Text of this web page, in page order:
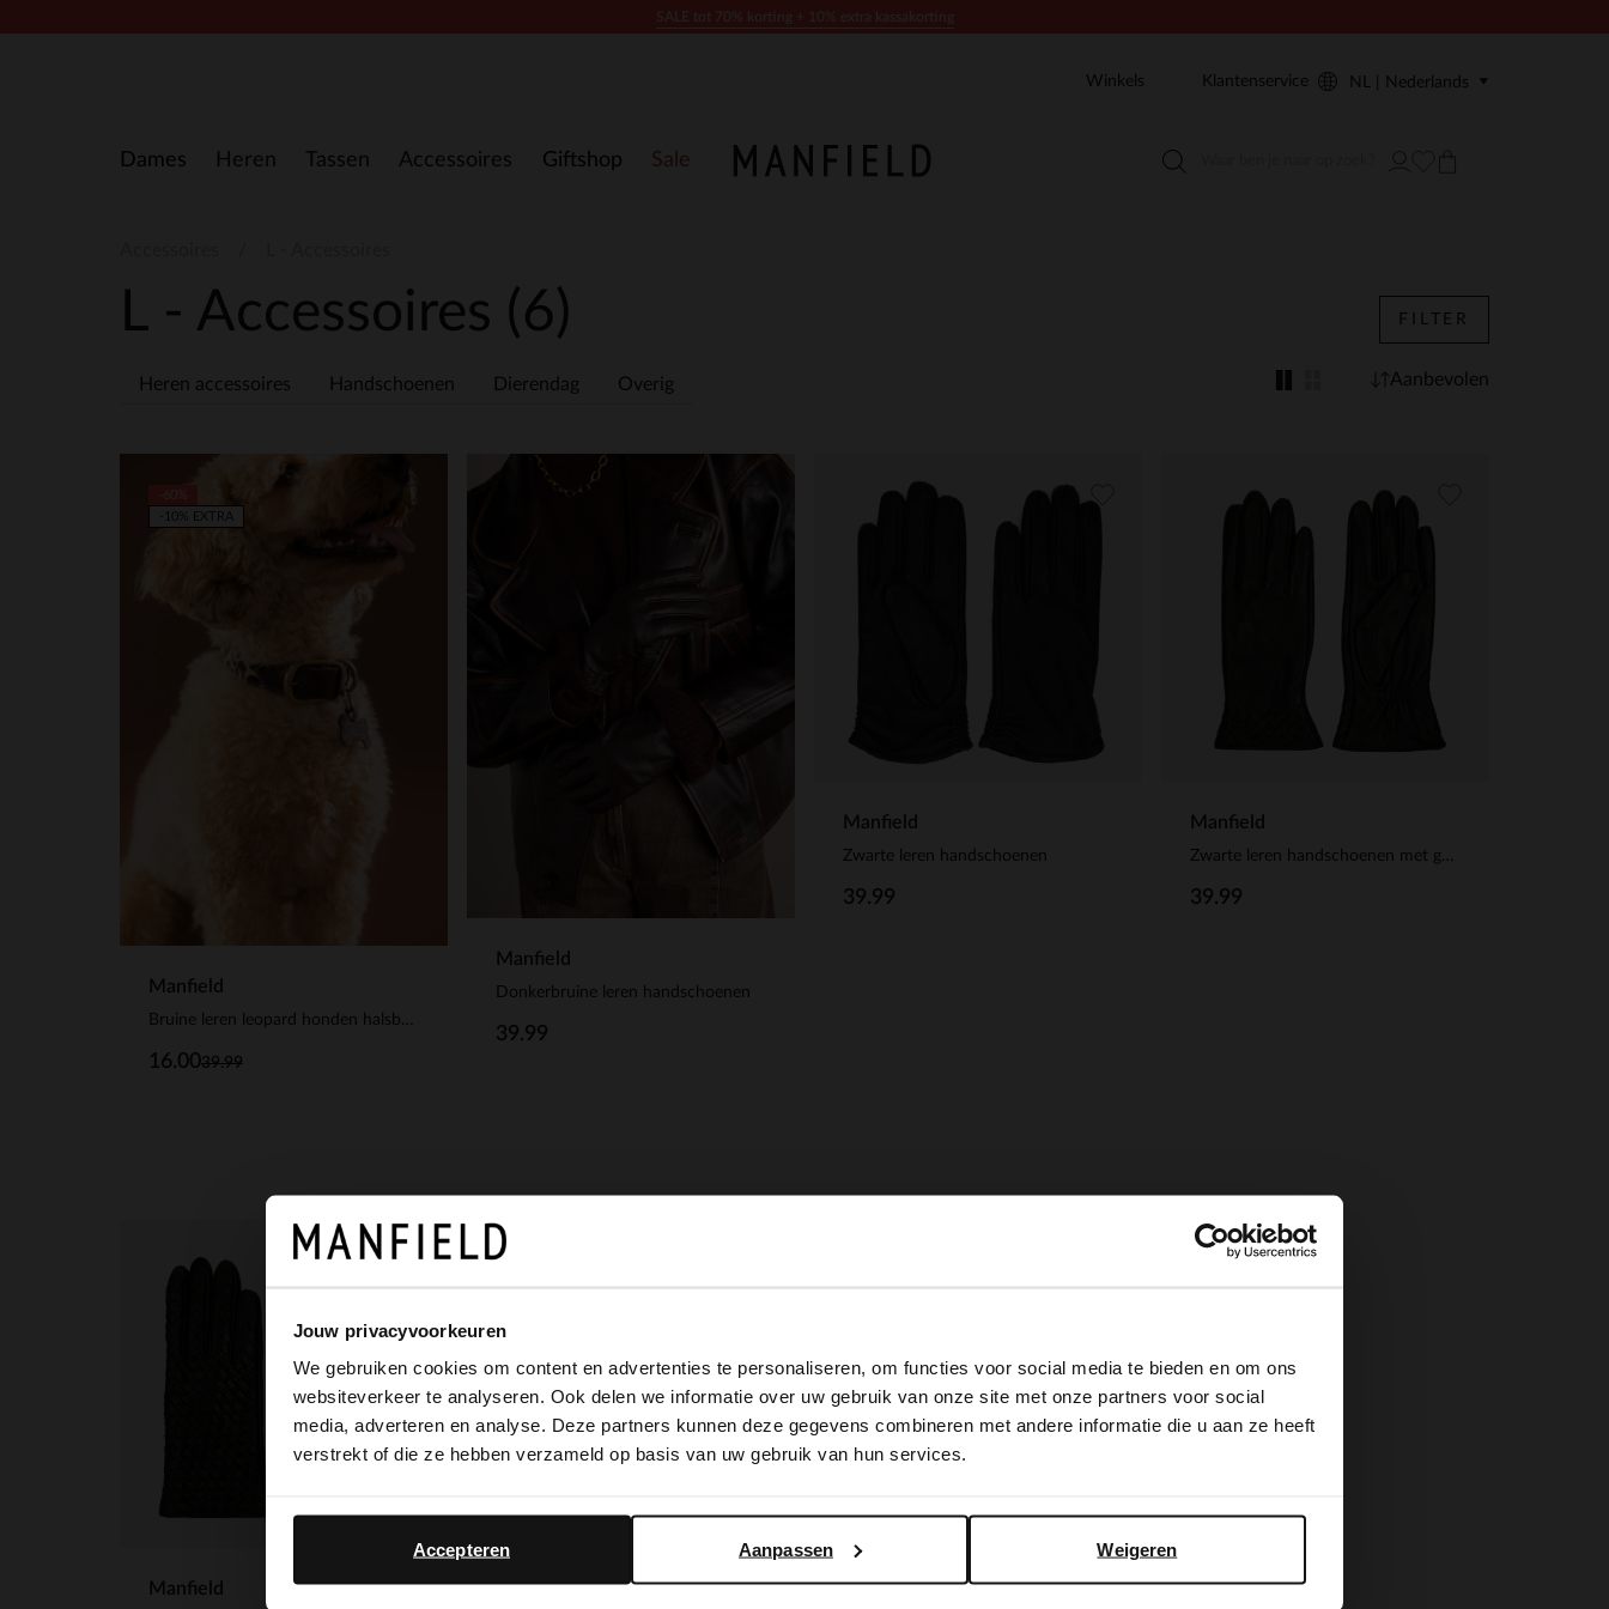
Jouw privacyvoorkeuren
We gebruiken cookies om content en advertenties te personaliseren, om functies voor social media te bieden en om ons
websiteverkeer te analyseren. Ook delen we informatie over uw gebruik van onze site met onze partners voor social
media, adverteren en analyse. Deze partners kunnen deze gegevens combineren met andere informatie die u aan ze heeft
verstrekt of die ze hebben verzameld op basis van uw gebruik van hun services.
Weigeren
Aanpassen
Accepteren
Dames Heren Tassen Accessoires Giftshop Sale
Winkels Klantenservice NL | Nederlands
L - Accessoires (6)
Heren accessoires Handschoenen Dierendag Overig
FILTER
Aanbevolen
Manfield
39.99
16.00
-10% EXTRA
Manfield
Donkerbruine leren handschoenen
39.99
Manfield
Zwarte leren handschoenen
39.99
Manfield
Zwarte leren handschoenen met gevlochten details
39.99
Manfield Sneakerspoon
×
It looks like your language isn't Dutch. Would you like to